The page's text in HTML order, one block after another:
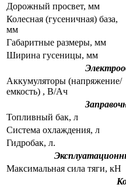
Дорожный просвет, мм
Колесная (гусеничная) база,
мм
Габаритные размеры, мм
Ширина гусеницы, мм
Аккумуляторы (напряжение/
емкость) , В/Ач
Топливный бак, л
Система охлаждения, л
Гидробак, л.
Максимальная сила тяги, кН